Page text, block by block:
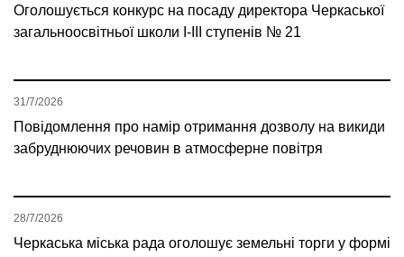
Оголошується конкурс на посаду директора Черкаської
загальноосвітньої школи І-ІІІ ступенів № 21
Повідомлення про намір отримання дозволу на викиди
забруднюючих речовин в атмосферне повітря
31/7/2026
Черкаська міська рада оголошує земельні торги у формі
28/7/2026